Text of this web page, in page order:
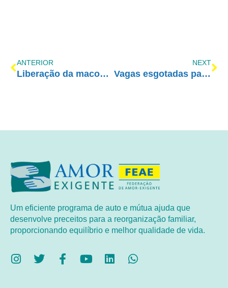
ANTERIOR
Liberação da maconha criaria uma “ilha da fantasia”
NEXT
Vagas esgotadas para o Curso Nacional de AE
Um eficiente programa de auto e mútua ajuda que
desenvolve preceitos para a reorganização familiar,
proporcionando equilíbrio e melhor qualidade de vida.